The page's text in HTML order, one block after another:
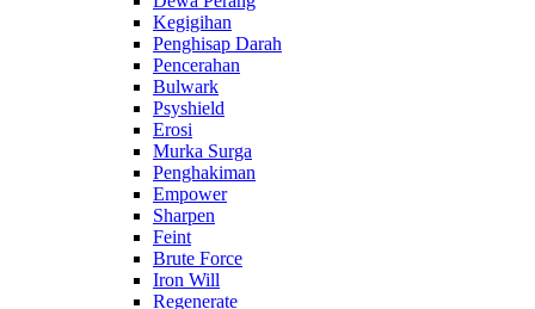
Kegigihan
Penghisap Darah
Pencerahan
Bulwark
Psyshield
Erosi
Murka Surga
Penghakiman
Empower
Sharpen
Feint
Brute Force
Iron Will
Regenerate